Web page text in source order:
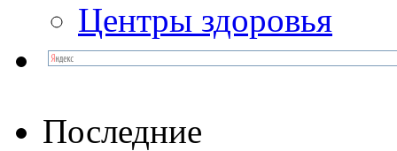
Центры здоровья
Последние